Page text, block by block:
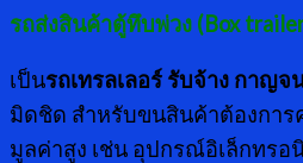
รถส่งสินค้าตู้ทึบพ่วง (Box
เป็นรถเทรลเลอร์ รับจ้าง กาญจ
มิดชิด สำหรับขนสินค้าต้องกา
มูลค่าสูง เช่น อุปกรณ์อิเล็กทรอ